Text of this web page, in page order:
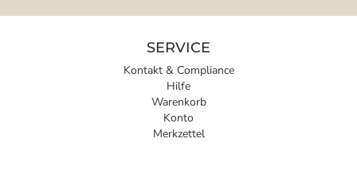
SERVICE
Kontakt & Compliance
Hilfe
Warenkorb
Konto
Merkzettel